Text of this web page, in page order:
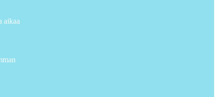
aikaa